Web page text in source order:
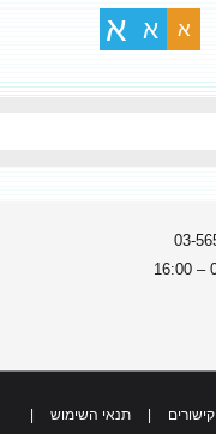
א א א
קישורים תנאי השימוש